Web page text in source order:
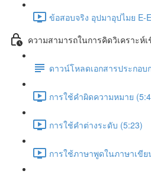
ข้อสอบจริง อุปมาอุปไมย E-
ความสามารถในการคิดวิเคราะห์
ดาวน์โหลดเอกสารประกอบ
การใช้คำผิดความหมาย
การใช้คำต่างระดับ (5:23)
การใช้ภาษาพูดในภาษาเขีย